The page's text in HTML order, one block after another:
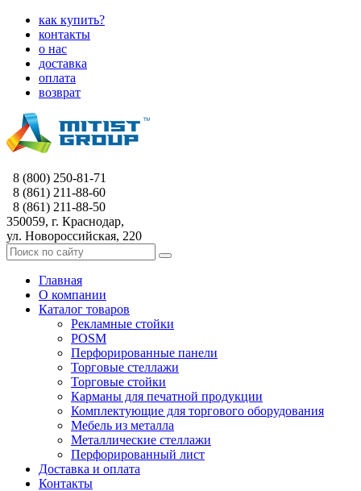
как купить?
контакты
о нас
доставка
оплата
возврат
8 (800) 250-81-71
8 (861) 211-88-60
8 (861) 211-88-50
350059, г. Краснодар,
ул. Новороссийская, 220
Главная
О компании
Каталог товаров
Рекламные стойки
POSM
Перфорированные панели
Торговые стеллажи
Торговые стойки
Карманы для печатной продукции
Комплектующие для торгового оборудования
Мебель из металла
Металлические стеллажи
Перфорированный лист
Доставка и оплата
Контакты